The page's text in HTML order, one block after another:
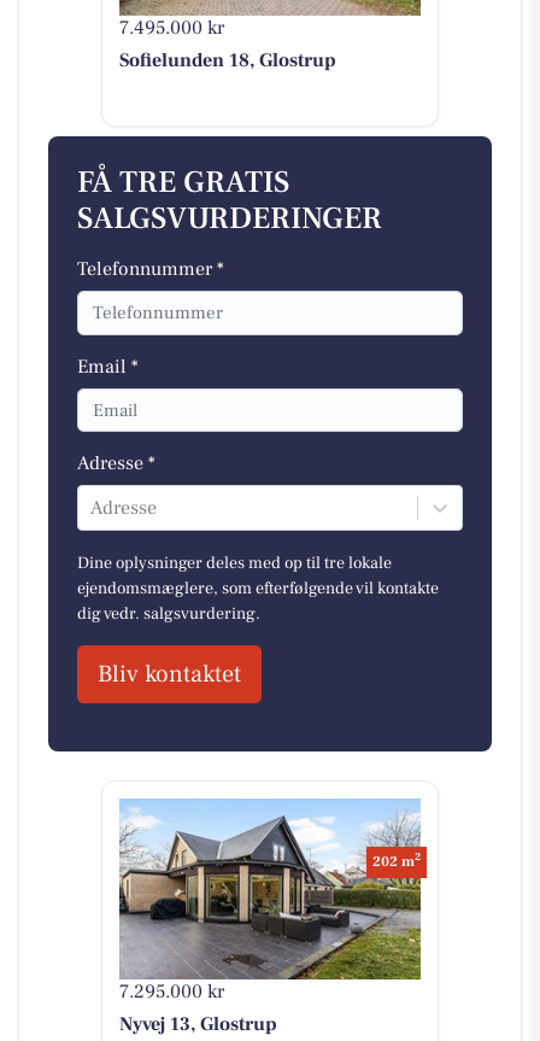
7.495.000 kr
Sofielunden 18, Glostrup
FÅ TRE GRATIS
SALGSVURDERINGER
Telefonnummer *
Email *
Adresse *
Adresse
Dine oplysninger deles med op til tre lokale
ejendomsmæglere, som efterfølgende vil kontakte
dig vedr. salgsvurdering.
Bliv kontaktet
7.295.000 kr
202 m2
Nyvej 13, Glostrup